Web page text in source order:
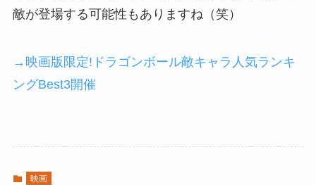
敵が登場する可能性もありますね（笑）
→映画版限定!ドラゴンボール敵キャラ人気ランキ
ングBest3開催
映画